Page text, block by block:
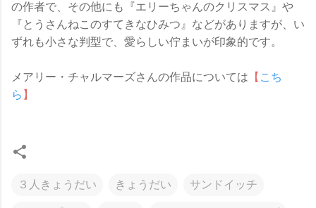
の作者で、その他にも『エリーちゃんのクリスマス』や
『とうさんねこのすてきなひみつ』などがありますが、い
ずれも小さな判型で、愛らしい佇まいが印象的です。
メアリー・チャルマーズさんの作品については 【 こち
ら 】
３人きょうだい きょうだい サンドイッチ